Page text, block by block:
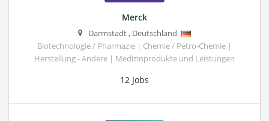
Merck
Darmstadt, Deutschland
Biotechnologie / Pharmazie | Chemie / Petro-Chemie |
Herstellung - Andere | Medizinprodukte und Leistungen
12 Jobs